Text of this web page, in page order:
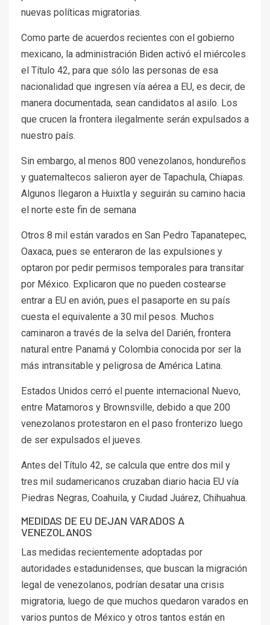
nuevas políticas migratorias.
Como parte de acuerdos recientes con el gobierno
mexicano, la administración Biden activó el miércoles
el Título 42, para que sólo las personas de esa
nacionalidad que ingresen vía aérea a EU, es decir, de
manera documentada, sean candidatos al asilo. Los
que crucen la frontera ilegalmente serán expulsados a
nuestro país.
Sin embargo, al menos 800 venezolanos, hondureños
y guatemaltecos salieron ayer de Tapachula, Chiapas.
Algunos llegaron a Huixtla y seguirán su camino hacia
el norte este fin de semana
Otros 8 mil están varados en San Pedro Tapanatepec,
Oaxaca, pues se enteraron de las expulsiones y
optaron por pedir permisos temporales para transitar
por México. Explicaron que no pueden costearse
entrar a EU en avión, pues el pasaporte en su país
cuesta el equivalente a 30 mil pesos. Muchos
caminaron a través de la selva del Darién, frontera
natural entre Panamá y Colombia conocida por ser la
más intransitable y peligrosa de América Latina.
Estados Unidos cerró el puente internacional Nuevo,
entre Matamoros y Brownsville, debido a que 200
venezolanos protestaron en el paso fronterizo luego
de ser expulsados el jueves.
Antes del Título 42, se calcula que entre dos mil y
tres mil sudamericanos cruzaban diario hacia EU vía
Piedras Negras, Coahuila, y Ciudad Juárez, Chihuahua.
MEDIDAS DE EU DEJAN VARADOS A
VENEZOLANOS
Las medidas recientemente adoptadas por
autoridades estadunidenses, que buscan la migración
legal de venezolanos, podrían desatar una crisis
migratoria, luego de que muchos quedaron varados en
varios puntos de México y otros tantos están en